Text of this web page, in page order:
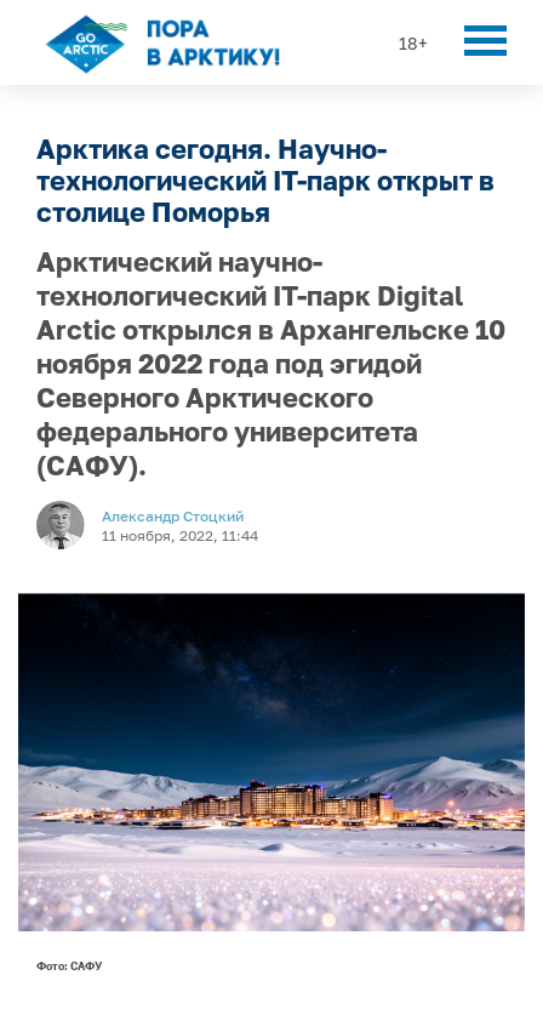
18+
Арктика сегодня. Научно-
технологический IT-парк открыт в
столице Поморья
Арктический научно-
технологический IT-парк Digital
Arctic открылся в Архангельске 10
ноября 2022 года под эгидой
Северного Арктического
федерального университета
(САФУ).
Александр Стоцкий
11 ноября, 2022, 11:44
Фото: САФУ